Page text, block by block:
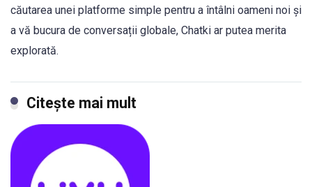
căutarea unei platforme simple pentru a întâlni oameni noi și
a vă bucura de conversații globale, Chatki ar putea merita
explorată.
Citeşte mai mult